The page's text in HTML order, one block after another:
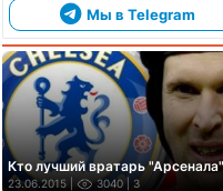
Мы в Telegram
Кто лучший вратарь
23.06.2015 | 3040 | 3